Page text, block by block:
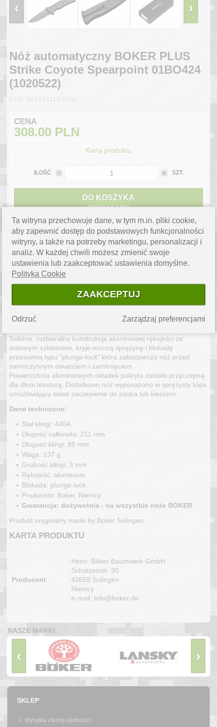
›
‹
Nóż automatyczny BOKER PLUS
Strike Coyote Spearpoint 01BO424
(1020522)
EAN: 4045011140600
CENA
308.00 PLN
Karta produktu
ILOŚĆ SZT.
DO KOSZYKA
WYSYŁKA 3 DNI
ZAPYTAJ O PRODUKT
Masz pytanie? Napisz do nas,
chętnie pomożemy.
WYSYŁKA W 3 DNI
Produkt jest dostępny od ręki.
Solidna, rozbieralna konstrukcja aluminiowej rękojeści ze
stalowym szkieletem, kryje mocną sprężynę i blokadę
przesuwną typu "plunge-lock" która zabezpiecza nóż przed
samoczynnym otwarciem i zamknięciem.
Powierzchnia aluminiowych okładek pokryta została przyczepną
dla dłoni teksturą. Dodatkowo nóż wyposażono w sprężysty klips
umożliwiający łatwe zaczepienie do paska lub kieszeni.
Dane techniczne:
Stal klingi: 440A
Długość całkowita: 211 mm
Długość klingi: 85 mm
Waga: 137 g
Grubość klingi: 3 mm
Rękojeść: aluminium
Blokada: plunge-lock
Producent: Boker, Niemcy
Gwarancja: dożywotnia - na wszystkie noże BOKER
Produkt oryginalny made by Boker Solingen.
KARTA PRODUKTU
Producent
Heinr. Böker Baumwerk GmbH
Schützenstr. 30
42659 Solingen
Niemcy
e-mail: info@boker.de
NASZE MARKI:
‹ ›
SKLEP
Wysyłka i formy płatności
Ta witryna przechowuje dane, w tym m.in. pliki cookie,
aby zapewnić dostęp do podstawowych funkcjonalności
witryny, a także na potrzeby marketingu, personalizacji i
analiz. W każdej chwili możesz zmienić swoje
ustawienia lub zaakceptować ustawienia domyślne.
Polityka Cookie
ZAAKCEPTUJ
Zarządzaj preferencjami
Odrzuć